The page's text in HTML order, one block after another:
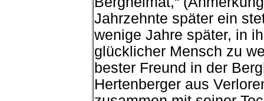
Jahrzehnte später ein
wenige Jahre später, in
glücklicher Mensch zu
bester Freund in der
Hertenberger aus